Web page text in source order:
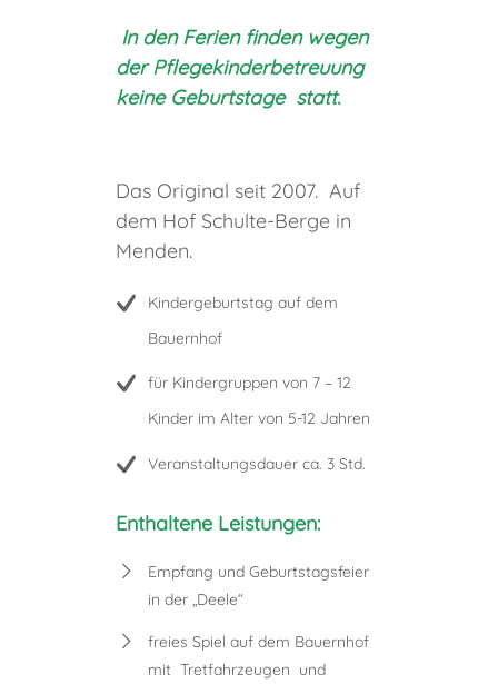
In den Ferien finden wegen
der Pflegekinderbetreuung
keine Geburtstage statt.
Das Original seit 2007. Auf
dem Hof Schulte-Berge in
Menden.
Kindergeburtstag auf dem
Bauernhof
für Kindergruppen von 7 – 12
Kinder im Alter von 5-12 Jahren
Veranstaltungsdauer ca. 3 Std.
Enthaltene Leistungen:
Empfang und Geburtstagsfeier
in der „Deele“
freies Spiel auf dem Bauernhof
mit Tretfahrzeugen und